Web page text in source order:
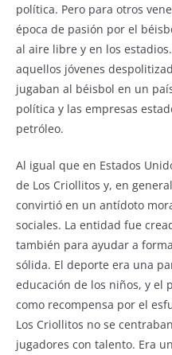
política. Pero para otros
época de pasión por el
al aire libre y en los
aquellos jóvenes
jugaban al béisbol en un
política y las empresas
petróleo.
Al igual que en Estados
de Los Criollitos y, en
convirtió en un antídoto
sociales. La entidad fue
también para ayudar a
sólida. El deporte era una
educación de los niños, y el
como recompensa por el
Los Criollitos no se
jugadores con talento. Era